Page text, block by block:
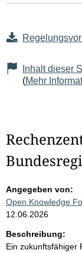
Inhalt dieser
(Mehr
Angegeben von:
Open Knowledge
12.06.2026
Beschreibung:
Ein zukunftsfähiger